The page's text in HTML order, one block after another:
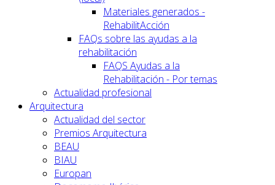
Materiales generados -
RehabilitAcción
FAQs sobre las ayudas a la
rehabilitación
FAQS Ayudas a la
Rehabilitación - Por temas
Actualidad profesional
Arquitectura
Actualidad del sector
Premios Arquitectura
BEAU
BIAU
Europan